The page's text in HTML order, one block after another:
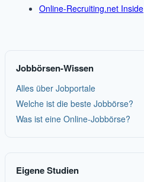
Online-Recruiting.net Inside
Jobbörsen-Wissen
Alles über Jobportale
Welche ist die beste Jobbörse?
Was ist eine Online-Jobbörse?
Eigene Studien